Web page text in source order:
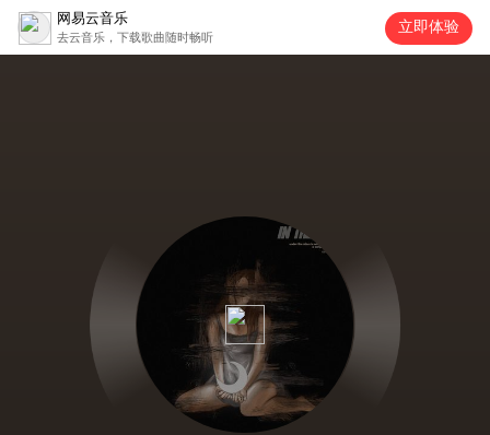
网易云音乐
去云音乐，下载歌曲随时畅听
立即体验